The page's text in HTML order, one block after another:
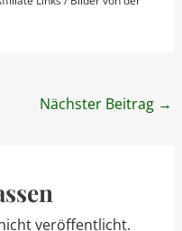
Nächster Beitrag →
veröffentlicht.